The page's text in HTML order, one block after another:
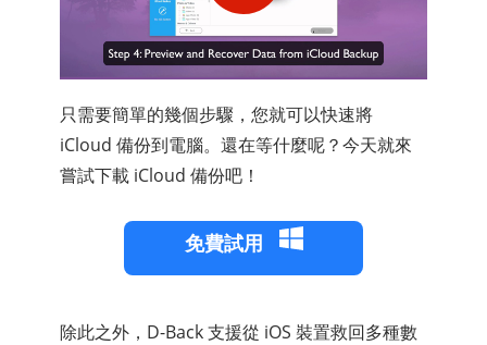
只需要簡單的幾個步驟，您就可以快速將
iCloud 備份到電腦。還在等什麼呢？今天就來
嘗試下載 iCloud 備份吧！
免費試用
除此之外，D-Back 支援從 iOS 裝置救回多種數